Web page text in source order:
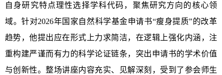
自身研究特点理性选择学科代码，聚焦研究方向的核心领
域。针对2026年国家自然科学基金申请书“瘦身提质”的改革
趋势，他提出应在形式上力求简洁，在逻辑上强化内涵，注
重构建严谨而有力的科学论证链条，突出申请书的学术价值
与创新性。整场讲座内容充实、见解深刻，受到了参会师生